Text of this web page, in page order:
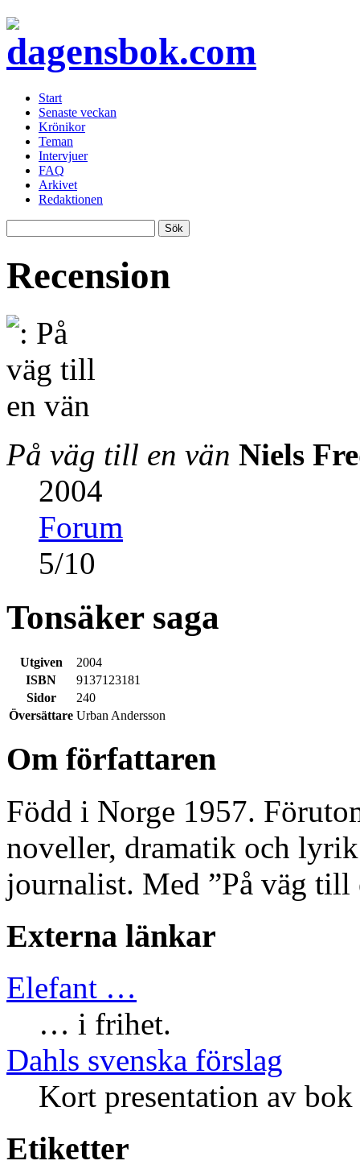
Start
Senaste veckan
Krönikor
Teman
Intervjuer
FAQ
Arkivet
Redaktionen
Recension
På väg till en vän Niels
2004
Forum
5/10
Tonsäker saga
Utgiven
2004
ISBN
9137123181
Sidor
240
Översättare Urban Andersson
Om författaren
Född i Norge 1957.
noveller, dramatik och
journalist. Med ”På väg till
Externa länkar
Elefant …
… i frihet.
Dahls svenska förslag
Kort presentation av
Etiketter